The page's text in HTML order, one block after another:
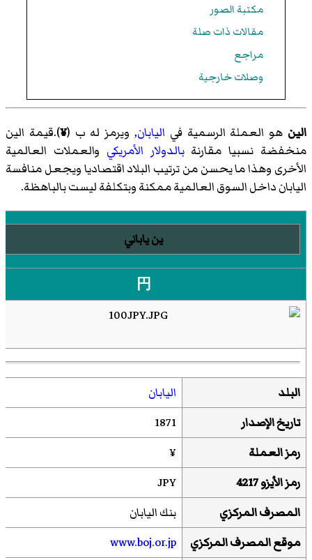
مكتبة الصور
مقالات ذات صلة
مراجع
وصلات خارجية
الين هو العملة الرسمية في اليابان, ويرمز له ب (¥
).قيمة الين
منخفضة نسبيا مقارنةبالدولار الأمريكي والعملات العالمية
الأخرى وهذا ما يحسن من ترتيب البلاد اقتصاديا ويجعل منافسة
اليابان داخل السوق العالمية ممكنة وبتكلفة ليست بالباهظة.
ين ياباني
円
البلد
اليابان
تاريخ الإصدار
1871
رمز العملة
¥
رمزالأيزو 4217
JPY
المصرف المركزي
بنك اليابان
موقع المصرف المركزي
www.boj.or.jp